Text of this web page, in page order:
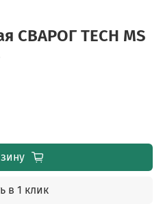
СВАРОГ TECH MS
в 1 клик